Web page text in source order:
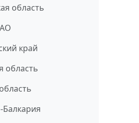
область
край
область